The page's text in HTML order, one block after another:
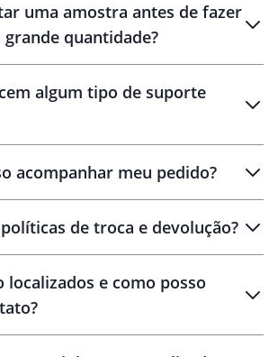
uma amostra antes de fazer
quantidade?
amostras
algum tipo de suporte
acompanhar meu pedido?
de troca e devolução?
localizados e como posso